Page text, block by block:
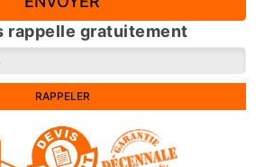
rappelle gratuitement